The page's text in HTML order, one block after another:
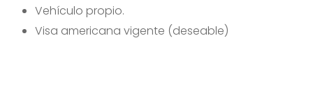
Vehículo propio.
Visa americana vigente (deseable)